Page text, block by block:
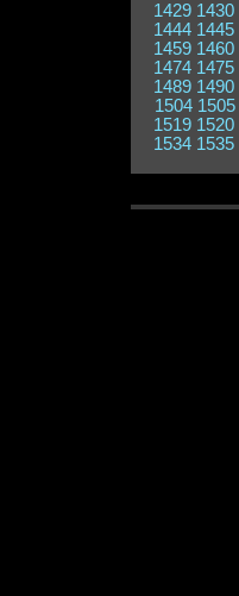
1429 1430
1444 1445
1459 1460
1474 1475
1489 1490
1504 1505
1519 1520
1534 1535